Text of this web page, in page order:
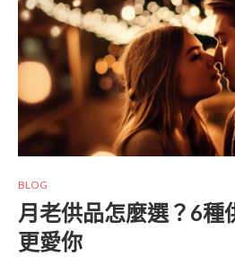
BLOG
月老供品怎麼選？6種
更愛你